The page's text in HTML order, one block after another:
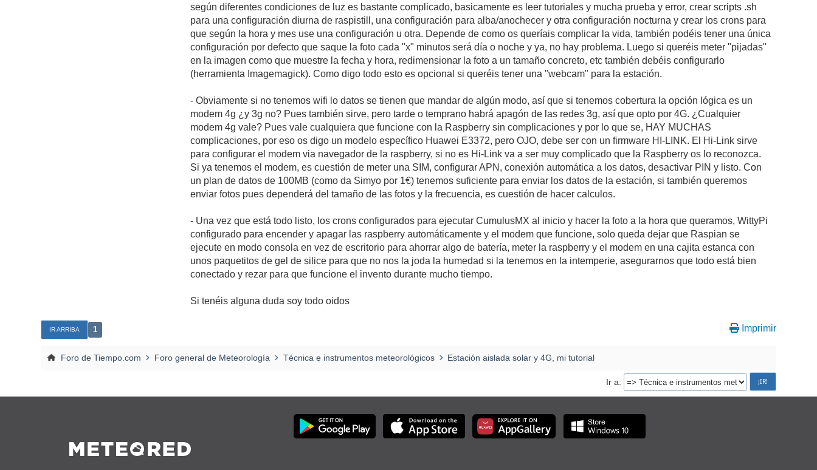
según diferentes condiciones de luz es bastante complicado, basicamente es leer tutoriales y mucha prueba y error, crear scripts .sh
para una configuración diurna de raspistill, una configuración para alba/anochecer y otra configuración nocturna y crear los crons para
que según la hora y mes use una configuración u otra. Depende de como os queríais complicar la vida, también podéis tener una única
configuración por defecto que saque la foto cada "x" minutos será día o noche y ya, no hay problema. Luego si queréis meter "pijadas"
en la imagen como que muestre la fecha y hora, redimensionar la foto a un tamaño concreto, etc también debéis configurarlo
(herramienta Imagemagick). Como digo todo esto es opcional si queréis tener una "webcam" para la estación.
- Obviamente si no tenemos wifi lo datos se tienen que mandar de algún modo, así que si tenemos cobertura la opción lógica es un
modem 4g ¿y 3g no? Pues también sirve, pero tarde o temprano habrá apagón de las redes 3g, así que opto por 4G. ¿Cualquier
modem 4g vale? Pues vale cualquiera que funcione con la Raspberry sin complicaciones y por lo que se, HAY MUCHAS
complicaciones, por eso os digo un modelo específico Huawei E3372, pero OJO, debe ser con un firmware HI-LINK. El Hi-Link sirve
para configurar el modem via navegador de la raspberry, si no es Hi-Link va a ser muy complicado que la Raspberry os lo reconozca.
Si ya tenemos el modem, es cuestión de meter una SIM, configurar APN, conexión automática a los datos, desactivar PIN y listo. Con
un plan de datos de 100MB (como da Simyo por 1€) tenemos suficiente para enviar los datos de la estación, si también queremos
enviar fotos pues dependerá del tamaño de las fotos y la frecuencia, es cuestión de hacer calculos.
- Una vez que está todo listo, los crons configurados para ejecutar CumulusMX al inicio y hacer la foto a la hora que queramos, WittyPi
configurado para encender y apagar las raspberry automáticamente y el modem que funcione, solo queda dejar que Raspian se
ejecute en modo consola en vez de escritorio para ahorrar algo de batería, meter la raspberry y el modem en una cajita estanca con
unos paquetitos de gel de silice para que no nos la joda la humedad si la tenemos en la intemperie, asegurarnos que todo está bien
conectado y rezar para que funcione el invento durante mucho tiempo.
Si tenéis alguna duda soy todo oidos
IR ARRIBA 1 Imprimir
Foro de Tiempo.com Foro general de Meteorología Técnica e instrumentos meteorológicos Estación aislada solar y 4G, mi tutorial
Ir a